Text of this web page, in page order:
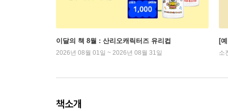
이달의 책 8월 : 산리오캐릭터즈 유리컵
2026년 08월 01일 ~ 2026년 08월 31일
[
소
책소개